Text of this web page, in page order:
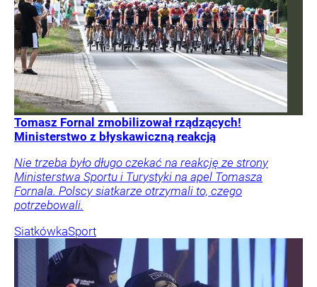
Tomasz Fornal zmobilizował rządzących!
Ministerstwo z błyskawiczną reakcją
Nie trzeba było długo czekać na reakcję ze strony
Ministerstwa Sportu i Turystyki na apel Tomasza
Fornala. Polscy siatkarze otrzymali to, czego
potrzebowali.
SiatkówkaSport